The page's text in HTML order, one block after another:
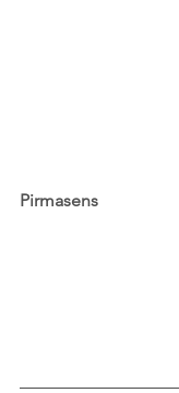
Pirmasens